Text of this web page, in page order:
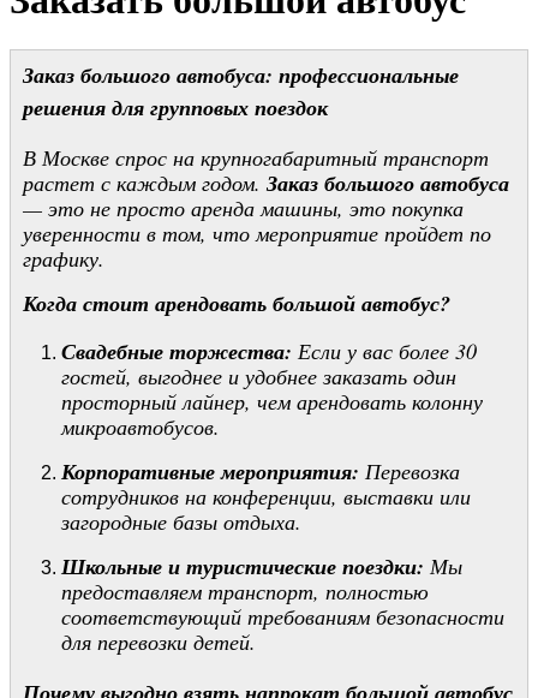
Заказ большого автобуса: профессиональные
решения для групповых поездок
В Москве спрос на крупногабаритный транспорт
растет с каждым годом. Заказ большого автобуса
— это не просто аренда машины, это покупка
уверенности в том, что мероприятие пройдет по
графику.
Когда стоит арендовать большой автобус?
Свадебные торжества: Если у вас более 30
гостей, выгоднее и удобнее заказать один
просторный лайнер, чем арендовать колонну
микроавтобусов.
Корпоративные мероприятия: Перевозка
сотрудников на конференции, выставки или
загородные базы отдыха.
Школьные и туристические поездки: Мы
предоставляем транспорт, полностью
соответствующий требованиям безопасности
для перевозки детей.
Почему выгодно взять напрокат большой автобус